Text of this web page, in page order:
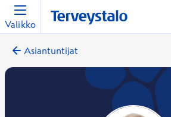
Valikko
Asiantuntijat